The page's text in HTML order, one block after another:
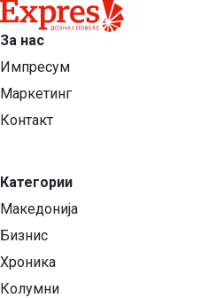
За нас
Импресум
Маркетинг
Контакт
Категории
Македонија
Бизнис
Хроника
Колумни